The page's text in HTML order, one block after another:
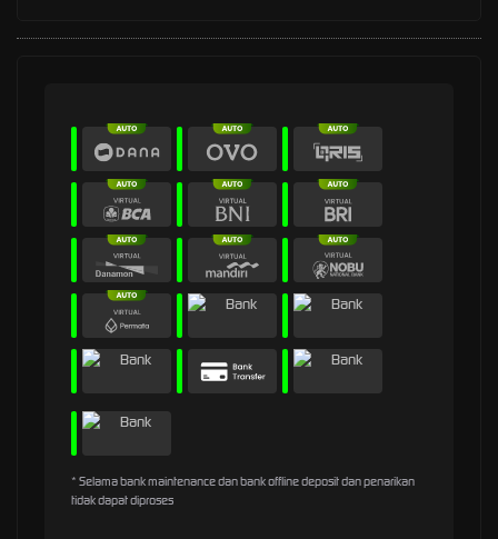
* Selama bank maintenance dan bank offline deposit dan penarikan
tidak dapat diproses